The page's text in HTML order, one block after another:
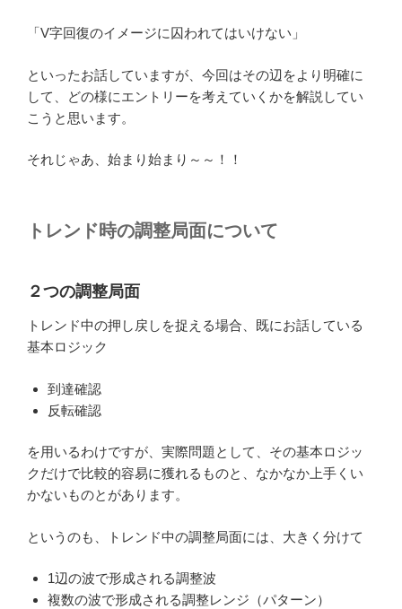
「V字回復のイメージに囚われてはいけない」
といったお話していますが、今回はその辺をより明確に
して、どの様にエントリーを考えていくかを解説してい
こうと思います。
それじゃあ、始まり始まり～～！！
トレンド時の調整局面について
２つの調整局面
トレンド中の押し戻しを捉える場合、既にお話している
基本ロジック
到達確認
反転確認
を用いるわけですが、実際問題として、その基本ロジッ
クだけで比較的容易に獲れるものと、なかなか上手くい
かないものとがあります。
というのも、トレンド中の調整局面には、大きく分けて
1辺の波で形成される調整波
複数の波で形成される調整レンジ（パターン）